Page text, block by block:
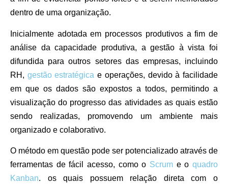
dentro de uma organização.
Inicialmente adotada em processos produtivos a fim de
análise da capacidade produtiva, a gestão à vista foi
difundida para outros setores das empresas, incluindo
RH, gestão estratégica e operações, devido à facilidade
em que os dados são expostos a todos, permitindo a
visualização do progresso das atividades as quais estão
sendo realizadas, promovendo um ambiente mais
organizado e colaborativo.
O método em questão pode ser potencializado através de
ferramentas de fácil acesso, como o Scrum e oquadro
Kanban. os quais possuem relação direta com o